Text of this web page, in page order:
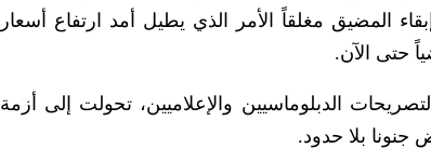
المضيق مغلقاً الأمر الذي يطيل أمد ارتفاع أسعار
حتى الآن.
الدبلوماسيين والإعلاميين، تحولت إلى أزمة
جنونا بلا حدود.